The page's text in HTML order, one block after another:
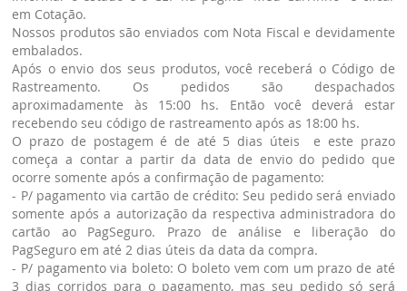
em Cotação.
Nossos produtos são enviados com Nota Fiscal e devidamente
embalados.
Após o envio dos seus produtos, você receberá o Código de
Rastreamento. Os pedidos são despachados
aproximadamente às 15:00 hs. Então você deverá estar
recebendo seu código de rastreamento após as 18:00 hs.
O prazo de postagem é de até 5 dias úteis e este prazo
começa a contar a partir da data de envio do pedido que
ocorre somente após a confirmação de pagamento:
- P/ pagamento via cartão de crédito: Seu pedido será enviado
somente após a autorização da respectiva administradora do
cartão ao PagSeguro. Prazo de análise e liberação do
PagSeguro em até 2 dias úteis da data da compra.
- P/ pagamento via boleto: O boleto vem com um prazo de até
3 dias corridos para o pagamento, mas seu pedido só será